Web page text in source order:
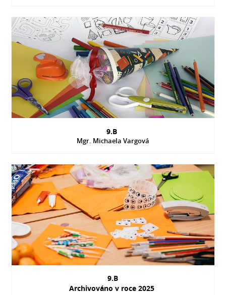
9.B
Mgr. Michaela Vargová
9.B
Archivováno v roce 2025